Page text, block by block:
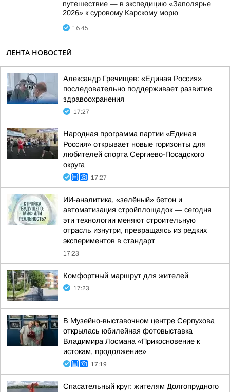
путешествие — в экспедицию «Заполярье
2026» к суровому Карскому морю
16:45
ЛЕНТА НОВОСТЕЙ
Александр Гречищев: «Единая Россия»
последовательно поддерживает развитие
здравоохранения
17:27
Народная программа партии «Единая
Россия» открывает новые горизонты для
любителей спорта Сергиево-Посадского
округа
17:27
ИИ-аналитика, «зелёный» бетон и
автоматизация стройплощадок — сегодня
эти технологии меняют строительную
отрасль изнутри, превращаясь из редких
экспериментов в стандарт
17:23
Комфортный маршрут для жителей
17:23
В Музейно-выставочном центре Серпухова
открылась юбилейная фотовыставка
Владимира Лосмана «Прикосновение к
истокам, продолжение»
17:19
Спасательный круг: жителям Долгопрудного